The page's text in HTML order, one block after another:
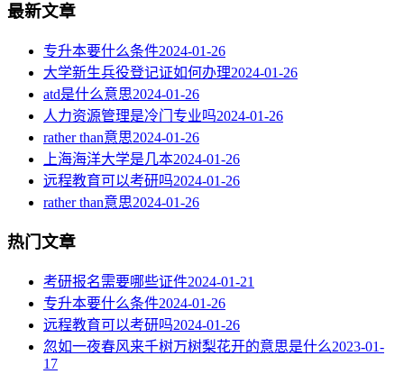
最新文章
专升本要什么条件2024-01-26
大学新生兵役登记证如何办理2024-01-26
atd是什么意思2024-01-26
人力资源管理是冷门专业吗2024-01-26
rather than意思2024-01-26
上海海洋大学是几本2024-01-26
远程教育可以考研吗2024-01-26
rather than意思2024-01-26
热门文章
考研报名需要哪些证件2024-01-21
专升本要什么条件2024-01-26
远程教育可以考研吗2024-01-26
忽如一夜春风来千树万树梨花开的意思是什么2023-01-
17